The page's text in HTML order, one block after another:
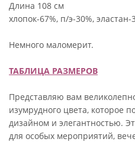
Длина 108 см
хлопок-67%, п/э-30%, эластан-
Немного маломерит.
ТАБЛИЦА РАЗМЕРОВ
Представляю вам
изумрудного цвета, которое
дизайном и элегантностью.
для особых мероприятий,